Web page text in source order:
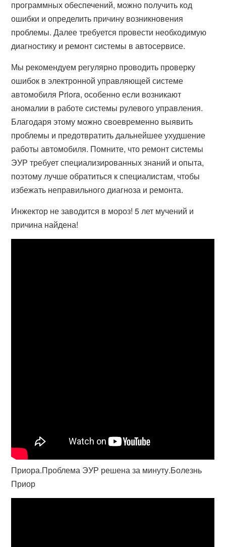
программных обеспечений, можно получить код
ошибки и определить причину возникновения
проблемы. Далее требуется провести необходимую
диагностику и ремонт системы в автосервисе.
Мы рекомендуем регулярно проводить проверку
ошибок в электронной управляющей системе
автомобиля Priora, особенно если возникают
аномалии в работе системы рулевого управления.
Благодаря этому можно своевременно выявить
проблемы и предотвратить дальнейшее ухудшение
работы автомобиля. Помните, что ремонт системы
ЭУР требует специализированных знаний и опыта,
поэтому лучше обратиться к специалистам, чтобы
избежать неправильного диагноза и ремонта.
Инжектор не заводится в мороз! 5 лет мучений и
причина найдена!
Приора.Проблема ЭУР решена за минуту.Болезнь
Приор